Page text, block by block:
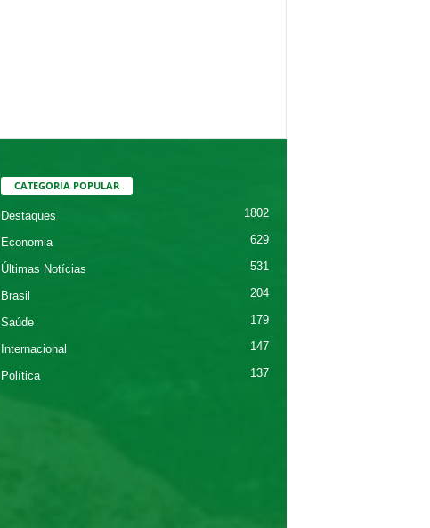
CATEGORIA POPULAR
Destaques 1802
Economia 629
Últimas Notícias 531
Brasil 204
Saúde 179
Internacional 147
Política 137